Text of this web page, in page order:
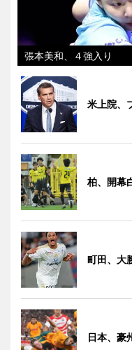
張本美和、４強入り
米上院、
柏、開幕
町田、大
日本、